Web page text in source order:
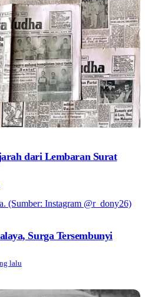
dari Lembaran Surat
Surga Tersembunyi
lalu